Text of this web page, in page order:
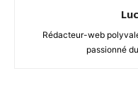
Rédacteur-web
passionné